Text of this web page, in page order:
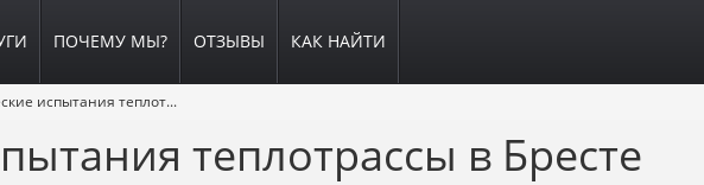
ПОЧЕМУ МЫ? ОТЗЫВЫ КАК НАЙТИ
Гидравлические испытания теплотрассы
теплотрассы в Бресте